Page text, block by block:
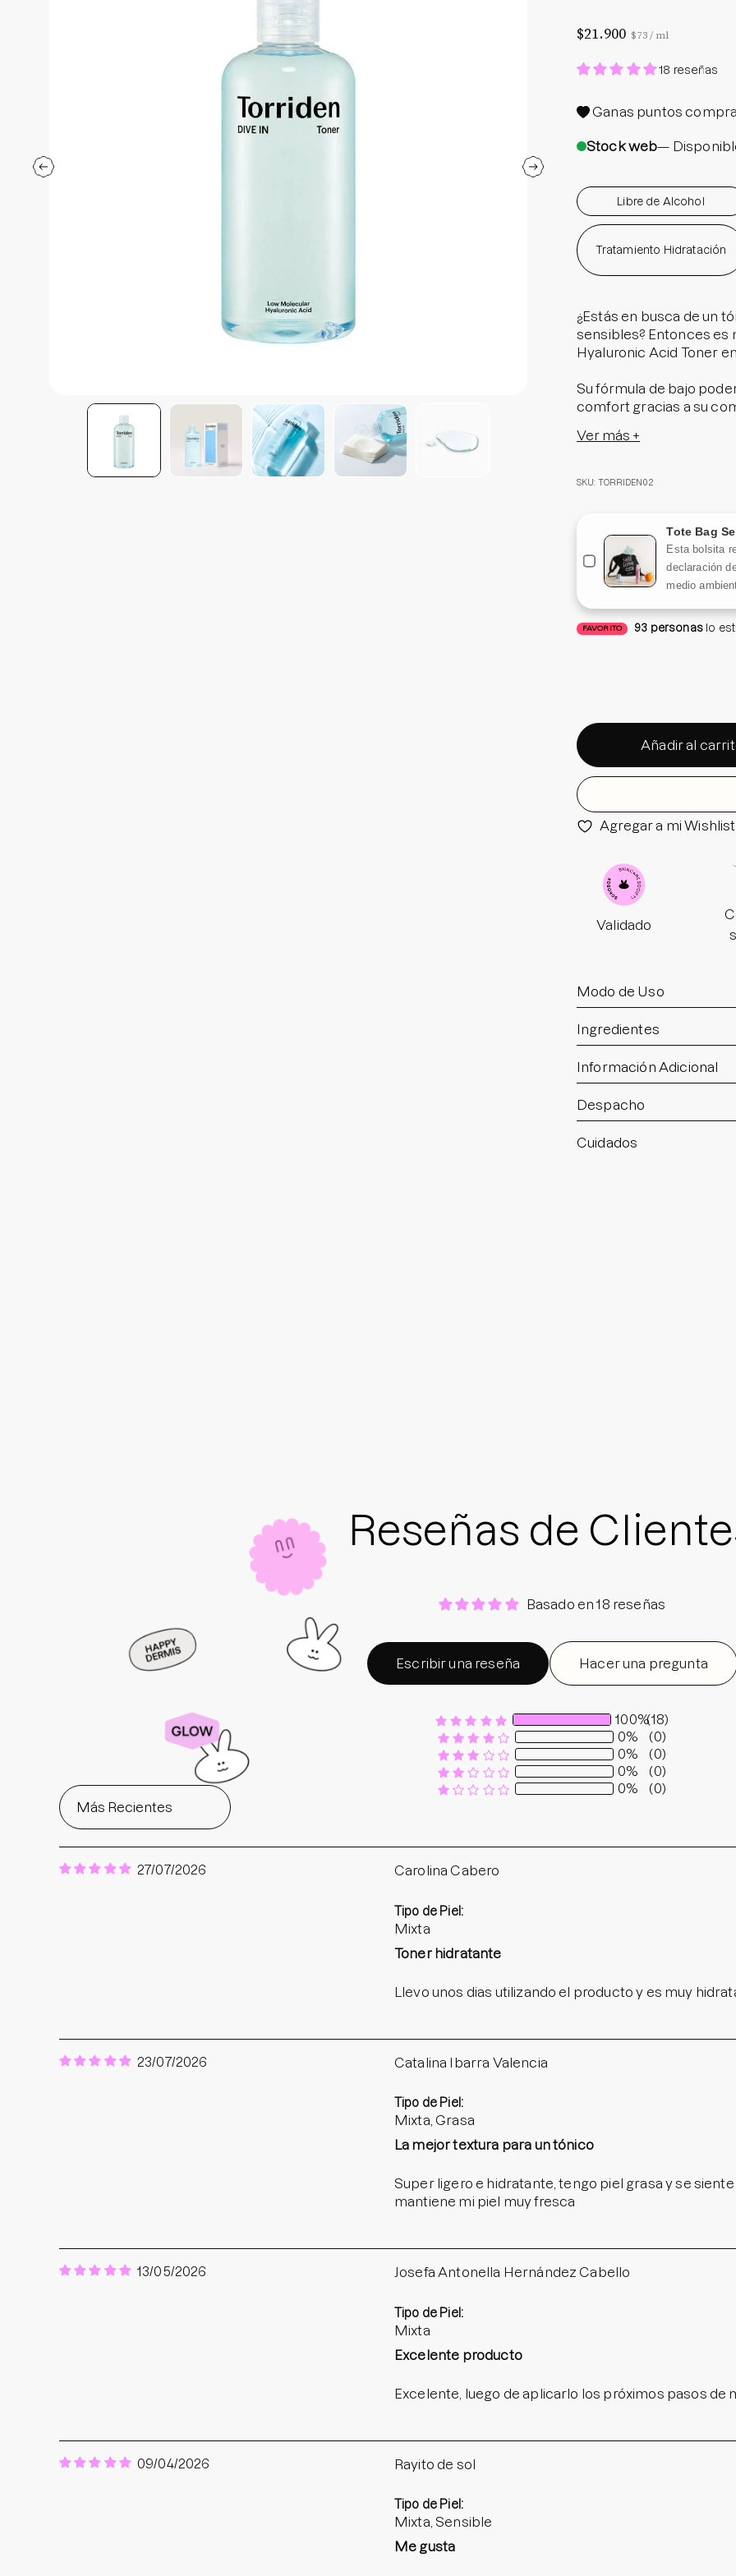
Parche
Rastrear
Parches
$21.900 Precio por unidad
$73 /por
ml
18 reseñas
Ganas puntos
Stock web—
Libre de Alcohol
Tratamiento Hidratación
¿Estás en busca de un
sensibles? Entonces es
Hyaluronic Acid Toner
Su fórmula de bajo
comfort gracias a su
húmedo.
Para las pieles más
ninguna incomodidad
Tamaño: 300 ml.
Ver más +
SKU: TORRIDEN02
Tote Bag
Esta bolsita
declaración
medio
FAVORITO 93 personas lo
Añadir al
Agregar a mi Wishlist
Validado
Modo de Uso
Ingredientes
Información Adicional
Despacho
Cuidados
Reseñas de
Basado en 18 reseñas
Escribir una reseña Hacer una pregunta
100%(18)
0%
(0)
0%
(0)
0%
(0)
0%
(0)
Sort by
27/07/2026 Carolina Cabero
Tipo de Piel:
Mixta
Toner hidratante
Llevo unos dias utilizando el producto y es muy
23/07/2026 Catalina Ibarra Valencia
Tipo de Piel:
Mixta, Grasa
La mejor textura para un tónico
Super ligero e hidratante, tengo piel grasa y se
mantiene mi piel muy fresca
13/05/2026 Josefa Antonella Hernández Cabello
Tipo de Piel:
Mixta
Excelente producto
Excelente, luego de aplicarlo los próximos pasos de
09/04/2026 Rayito de sol
Tipo de Piel:
Mixta, Sensible
Me gusta